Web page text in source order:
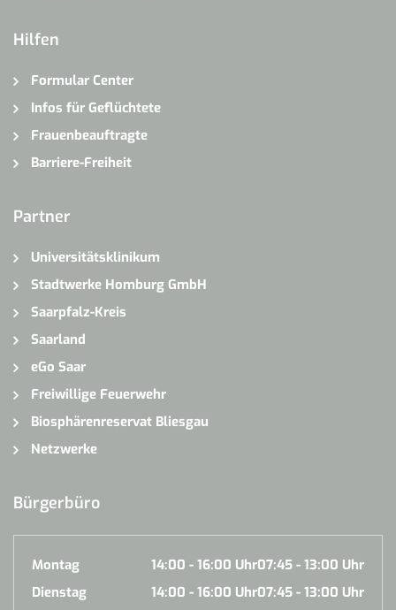
Hilfen
Formular Center
Infos für Geflüchtete
Frauenbeauftragte
Barriere-Freiheit
Partner
Universitätsklinikum
Stadtwerke Homburg GmbH
Saarpfalz-Kreis
Saarland
eGo Saar
Freiwillige Feuerwehr
Biosphärenreservat Bliesgau
Netzwerke
Bürgerbüro
Montag 07:45 - 13:00 Uhr
14:00 - 16:00 Uhr
Dienstag
07:45 - 13:00 Uhr
14:00 - 16:00 Uhr